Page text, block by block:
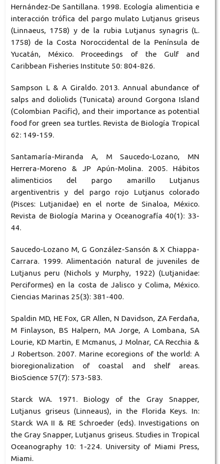
Hernández-De Santillana. 1998. Ecología alimenticia e
interacción trófica del pargo mulato Lutjanus griseus
(Linnaeus, 1758) y de la rubia Lutjanus synagris (L.
1758) de la Costa Noroccidental de la Península de
Yucatán, México. Proceedings of the Gulf and
Caribbean Fisheries Institute 50: 804-826.
Sampson L & A Giraldo. 2013. Annual abundance of
salps and doliolids (Tunicata) around Gorgona Island
(Colombian Pacific), and their importance as potential
food for green sea turtles. Revista de Biología Tropical
62: 149-159.
Santamaría-Miranda A, M Saucedo-Lozano, MN
Herrera-Moreno & JP Apún-Molina. 2005. Hábitos
alimenticios del pargo amarillo Lutjanus
argentiventris y del pargo rojo Lutjanus colorado
(Pisces: Lutjanidae) en el norte de Sinaloa, México.
Revista de Biología Marina y Oceanografía 40(1): 33-
44.
Saucedo-Lozano M, G González-Sansón & X Chiappa-
Carrara. 1999. Alimentación natural de juveniles de
Lutjanus peru (Nichols y Murphy, 1922) (Lutjanidae:
Perciformes) en la costa de Jalisco y Colima, México.
Ciencias Marinas 25(3): 381-400.
Spaldin MD, HE Fox, GR Allen, N Davidson, ZA Ferdaña,
M Finlayson, BS Halpern, MA Jorge, A Lombana, SA
Lourie, KD Martin, E Mcmanus, J Molnar, CA Recchia &
J Robertson. 2007. Marine ecoregions of the world: A
bioregionalization of coastal and shelf areas.
BioScience 57(7): 573-583.
Starck WA. 1971. Biology of the Gray Snapper,
Lutjanus griseus (Linneaus), in the Florida Keys. In:
Starck WA II & RE Schroeder (eds). Investigations on
the Gray Snapper, Lutjanus griseus. Studies in Tropical
Oceanography 10: 1-224. University of Miami Press,
Miami.